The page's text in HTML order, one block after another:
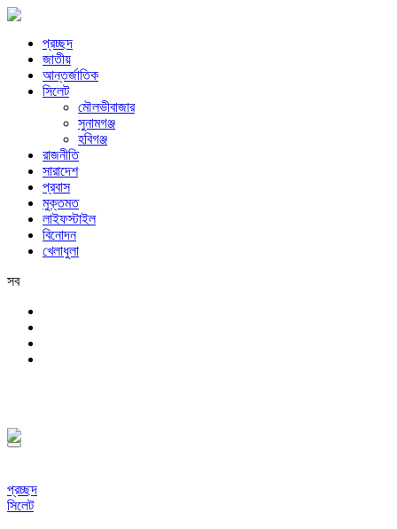
প্রচ্ছদ
জাতীয়
আন্তর্জাতিক
সিলেট
মৌলভীবাজার
সুনামগঞ্জ
হবিগঞ্জ
রাজনীতি
সারাদেশ
প্রবাস
মুক্তমত
লাইফস্টাইল
বিনোদন
খেলাধুলা
সব
প্রচ্ছদ
সিলেট